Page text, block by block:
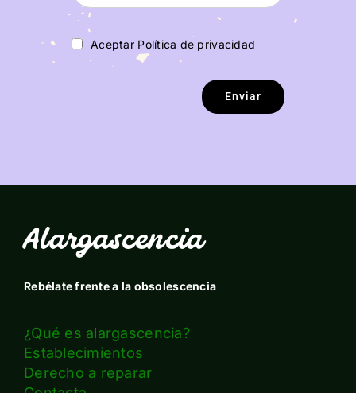
Aceptar Política de privacidad
Enviar
Alargascencia
Rebélate frente a la obsolescencia
¿Qué es alargascencia?
Establecimientos
Derecho a reparar